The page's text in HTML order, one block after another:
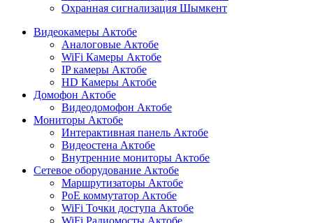
Охранная сигнализация Шымкент
Видеокамеры Актобе
Аналоговые Актобе
WiFi Камеры Актобе
IP камеры Актобе
HD Камеры Актобе
Домофон Актобе
Видеодомофон Актобе
Мониторы Актобе
Интерактивная панель Актобе
Видеостена Актобе
Внутренние мониторы Актобе
Сетевое оборудование Актобе
Маршрутизаторы Актобе
PoE коммутатор Актобе
WiFi Точки доступа Актобе
WiFi Радиомосты Актобе